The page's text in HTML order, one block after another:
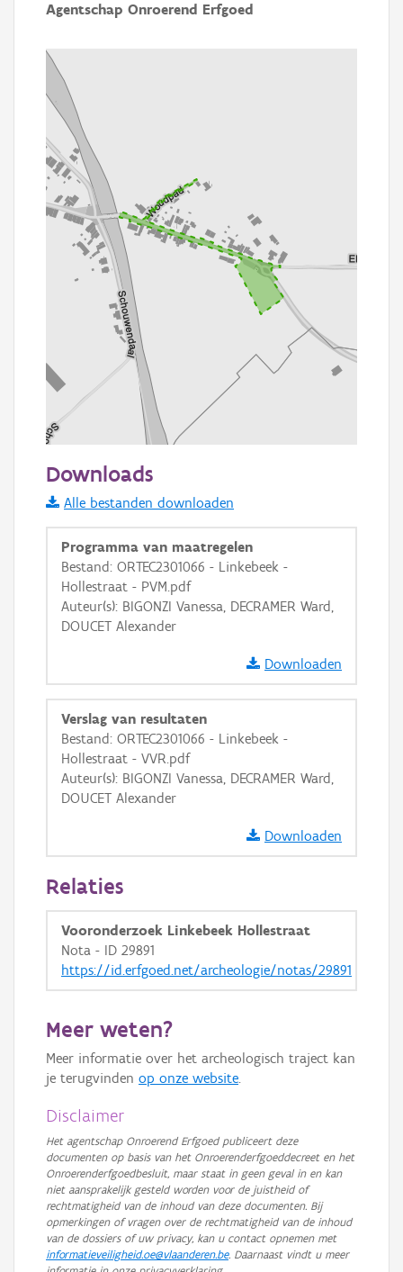
Agentschap Onroerend Erfgoed
Informatie Vlaanderen
i
+ −
Basis Lagen
OSM-Basiskaart
Ortho
Downloads
Alle bestanden downloaden
Programma van maatregelen
Bestand: ORTEC2301066 - Linkebeek -
Hollestraat - PVM.pdf
Auteur(s): BIGONZI Vanessa, DECRAMER Ward,
DOUCET Alexander
Downloaden
Verslag van resultaten
Bestand: ORTEC2301066 - Linkebeek -
Hollestraat - VVR.pdf
Auteur(s): BIGONZI Vanessa, DECRAMER Ward,
DOUCET Alexander
Downloaden
Relaties
Vooronderzoek Linkebeek Hollestraat
Nota - ID 29891
https://id.erfgoed.net/archeologie/notas/29891
Meer weten?
Meer informatie over het archeologisch traject kan
je terugvinden op onze website.
Disclaimer
Het agentschap Onroerend Erfgoed publiceert deze
documenten op basis van het Onroerenderfgoeddecreet en het
Onroerenderfgoedbesluit, maar staat in geen geval in en kan
niet aansprakelijk gesteld worden voor de juistheid of
rechtmatigheid van de inhoud van deze documenten. Bij
opmerkingen of vragen over de rechtmatigheid van de inhoud
van de dossiers of uw privacy, kan u contact opnemen met
informatieveiligheid.oe@vlaanderen.be. Daarnaast vindt u meer